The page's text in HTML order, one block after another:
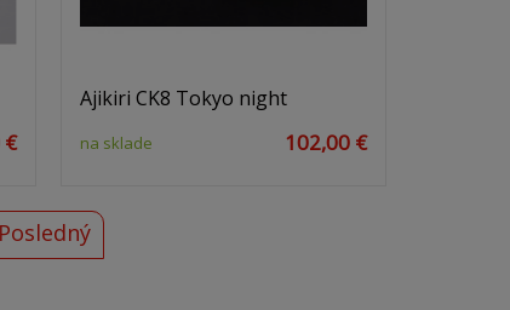
€
Ajikiri CK8 Tokyo night
na sklade 102,00 €
Posledný